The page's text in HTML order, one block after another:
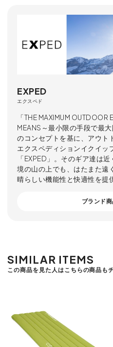
EXPED
エクスペド
「THE MAXIMUM OUTDOOR
MEANS～最小限の手段で最
のコンセプトを基に、アウト
エクスペディションイクイッ
「EXPED」。そのギア達は
境の山の上でも、はたまた遠
晴らしい機能性と快適性を提
ブランド
SIMILAR ITEMS
この商品を見た人はこちらの商品も